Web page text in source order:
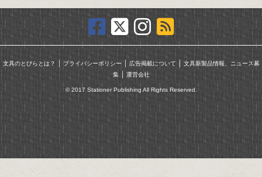
文具のとびらとは？ ｜ プライバシーポリシー｜ 広告掲載について ｜ 文具新製品情報、ニュース募
集｜ 運営会社
© 2017 Stationer Publishing All Rights Reserved.